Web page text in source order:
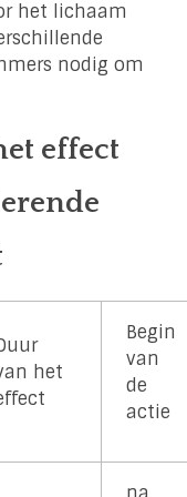
het lichaam
nodig om
effect
het
Begin
van
de
actie